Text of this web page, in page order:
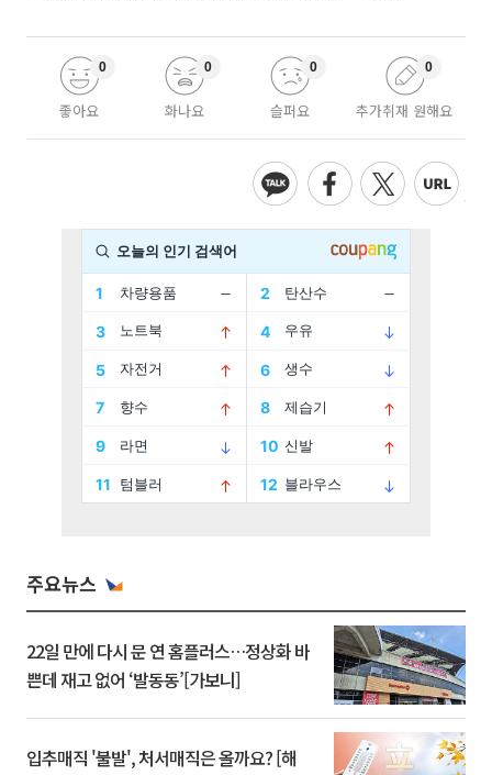
좋아요
0
화나요
0
슬퍼요
0
추가취재 원해요
0
주요뉴스
22일 만에 다시 문 연 홈플러스…정상화 바
쁜데 재고 없어 ‘발동동’[가보니]
입추매직 '불발', 처서매직은 올까요? [해